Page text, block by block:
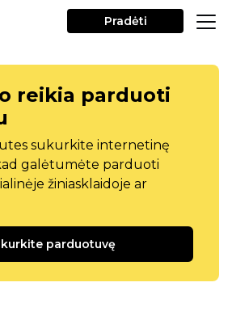
Pradėti
reikia parduoti
sukurkite internetinę
galėtumėte parduoti
žiniasklaidoje ar
parduotuvę